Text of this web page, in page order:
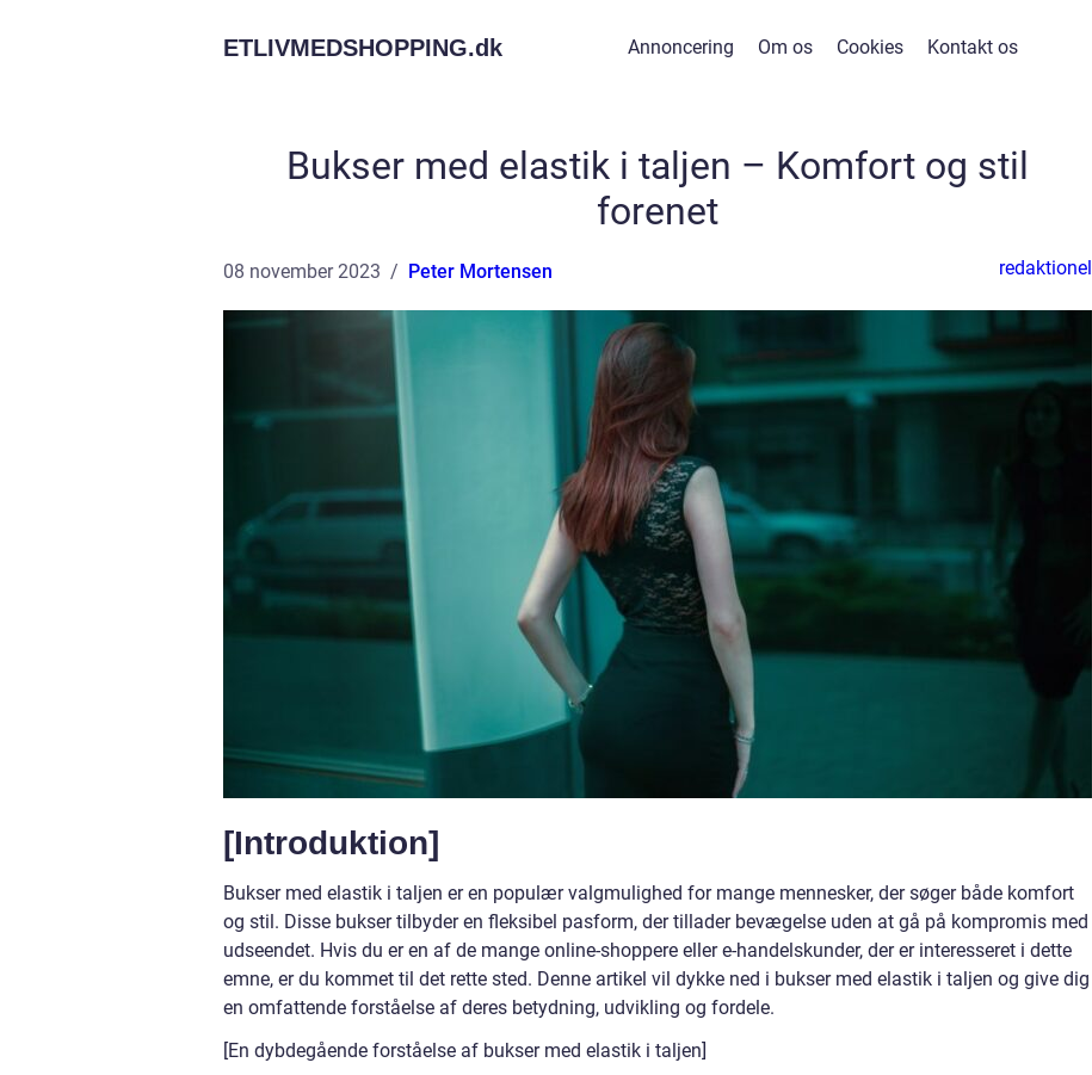
ETLIVMEDSHOPPING.dk Annoncering Om os Cookies Kontakt os
Bukser med elastik i taljen – Komfort og stil
forenet
08 november 2023 Peter Mortensen redaktionel
[Introduktion]
Bukser med elastik i taljen er en populær valgmulighed for mange mennesker, der søger både komfort
og stil. Disse bukser tilbyder en fleksibel pasform, der tillader bevægelse uden at gå på kompromis med
udseendet. Hvis du er en af de mange online-shoppere eller e-handelskunder, der er interesseret i dette
emne, er du kommet til det rette sted. Denne artikel vil dykke ned i bukser med elastik i taljen og give dig
en omfattende forståelse af deres betydning, udvikling og fordele.
[En dybdegående forståelse af bukser med elastik i taljen]